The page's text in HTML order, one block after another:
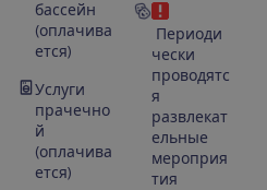
бассейн
(оплачива
ется)
Услуги
прачечно
й
(оплачива
ется)
Периоди
чески
проводятс
я
развлекат
ельные
мероприя
тия